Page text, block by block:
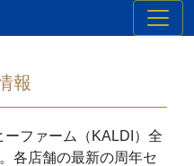
報
ーファーム（KALDI）全
各店舗の最新の周年セ